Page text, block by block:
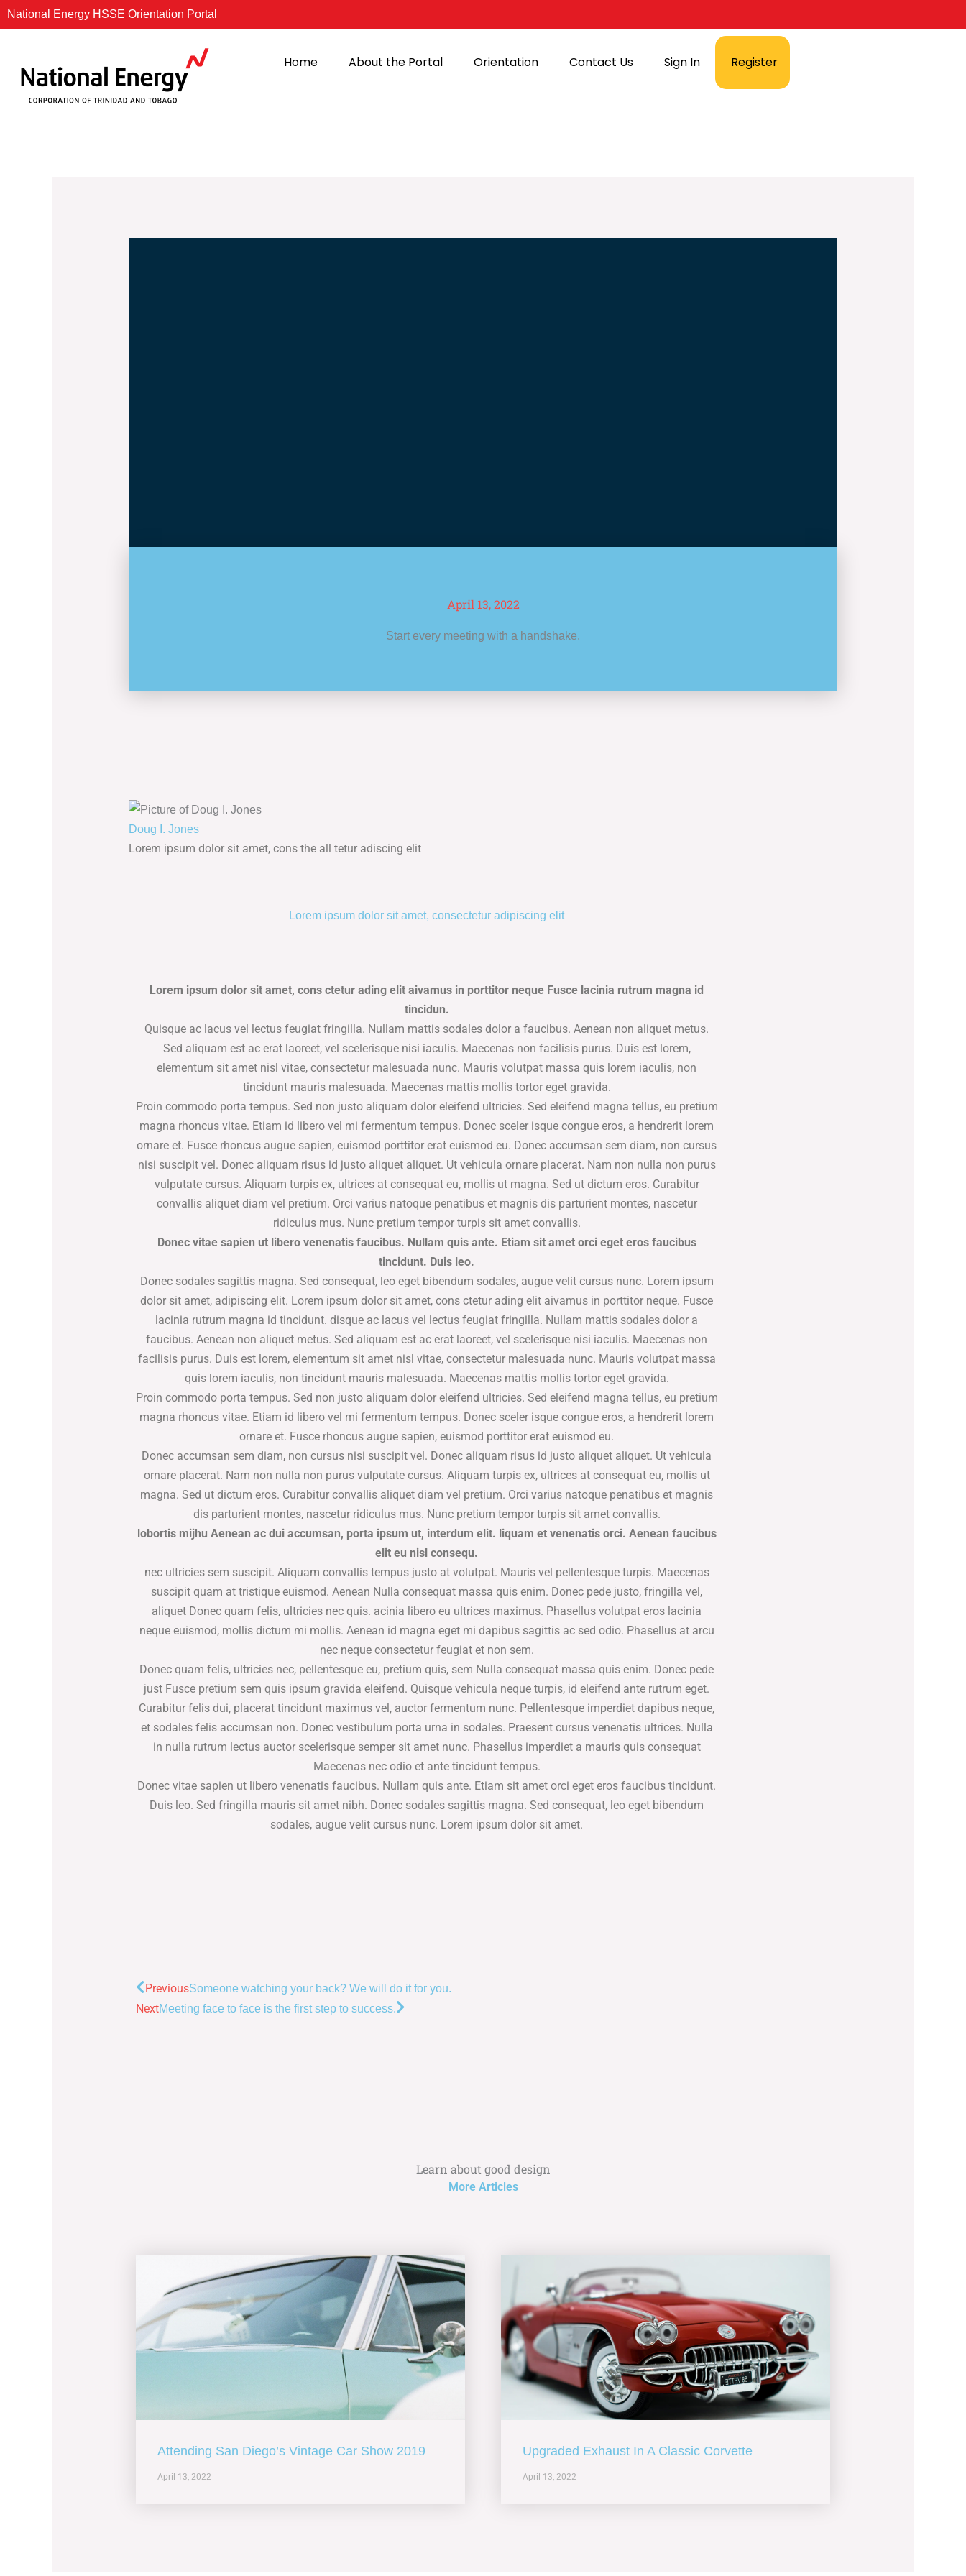
Skip
to
National Energy HSSE Orientation Portal
Home About the Portal Orientation Contact Us Sign In Register
April 13, 2022
Start every meeting with a handshake.
Doug I. Jones
Lorem ipsum dolor sit amet, cons the all tetur adiscing elit
Lorem ipsum dolor sit amet, consectetur adipiscing elit
Lorem ipsum dolor sit amet, cons ctetur ading elit aivamus in porttitor neque Fusce lacinia rutrum magna id
tincidun.
Quisque ac lacus vel lectus feugiat fringilla. Nullam mattis sodales dolor a faucibus. Aenean non aliquet metus.
Sed aliquam est ac erat laoreet, vel scelerisque nisi iaculis. Maecenas non facilisis purus. Duis est lorem,
elementum sit amet nisl vitae, consectetur malesuada nunc. Mauris volutpat massa quis lorem iaculis, non
tincidunt mauris malesuada. Maecenas mattis mollis tortor eget gravida.
Proin commodo porta tempus. Sed non justo aliquam dolor eleifend ultricies. Sed eleifend magna tellus, eu pretium
magna rhoncus vitae. Etiam id libero vel mi fermentum tempus. Donec sceler isque congue eros, a hendrerit lorem
ornare et. Fusce rhoncus augue sapien, euismod porttitor erat euismod eu. Donec accumsan sem diam, non cursus
nisi suscipit vel. Donec aliquam risus id justo aliquet aliquet. Ut vehicula ornare placerat. Nam non nulla non purus
vulputate cursus. Aliquam turpis ex, ultrices at consequat eu, mollis ut magna. Sed ut dictum eros. Curabitur
convallis aliquet diam vel pretium. Orci varius natoque penatibus et magnis dis parturient montes, nascetur
ridiculus mus. Nunc pretium tempor turpis sit amet convallis.
Donec vitae sapien ut libero venenatis faucibus. Nullam quis ante. Etiam sit amet orci eget eros faucibus
tincidunt. Duis leo.
Donec sodales sagittis magna. Sed consequat, leo eget bibendum sodales, augue velit cursus nunc. Lorem ipsum
dolor sit amet, adipiscing elit. Lorem ipsum dolor sit amet, cons ctetur ading elit aivamus in porttitor neque. Fusce
lacinia rutrum magna id tincidunt. disque ac lacus vel lectus feugiat fringilla. Nullam mattis sodales dolor a
faucibus. Aenean non aliquet metus. Sed aliquam est ac erat laoreet, vel scelerisque nisi iaculis. Maecenas non
facilisis purus. Duis est lorem, elementum sit amet nisl vitae, consectetur malesuada nunc. Mauris volutpat massa
quis lorem iaculis, non tincidunt mauris malesuada. Maecenas mattis mollis tortor eget gravida.
Proin commodo porta tempus. Sed non justo aliquam dolor eleifend ultricies. Sed eleifend magna tellus, eu pretium
magna rhoncus vitae. Etiam id libero vel mi fermentum tempus. Donec sceler isque congue eros, a hendrerit lorem
ornare et. Fusce rhoncus augue sapien, euismod porttitor erat euismod eu.
Donec accumsan sem diam, non cursus nisi suscipit vel. Donec aliquam risus id justo aliquet aliquet. Ut vehicula
ornare placerat. Nam non nulla non purus vulputate cursus. Aliquam turpis ex, ultrices at consequat eu, mollis ut
magna. Sed ut dictum eros. Curabitur convallis aliquet diam vel pretium. Orci varius natoque penatibus et magnis
dis parturient montes, nascetur ridiculus mus. Nunc pretium tempor turpis sit amet convallis.
lobortis mijhu Aenean ac dui accumsan, porta ipsum ut, interdum elit. liquam et venenatis orci. Aenean faucibus
elit eu nisl consequ.
nec ultricies sem suscipit. Aliquam convallis tempus justo at volutpat. Mauris vel pellentesque turpis. Maecenas
suscipit quam at tristique euismod. Aenean Nulla consequat massa quis enim. Donec pede justo, fringilla vel,
aliquet Donec quam felis, ultricies nec quis. acinia libero eu ultrices maximus. Phasellus volutpat eros lacinia
neque euismod, mollis dictum mi mollis. Aenean id magna eget mi dapibus sagittis ac sed odio. Phasellus at arcu
nec neque consectetur feugiat et non sem.
Donec quam felis, ultricies nec, pellentesque eu, pretium quis, sem Nulla consequat massa quis enim. Donec pede
just Fusce pretium sem quis ipsum gravida eleifend. Quisque vehicula neque turpis, id eleifend ante rutrum eget.
Curabitur felis dui, placerat tincidunt maximus vel, auctor fermentum nunc. Pellentesque imperdiet dapibus neque,
et sodales felis accumsan non. Donec vestibulum porta urna in sodales. Praesent cursus venenatis ultrices. Nulla
in nulla rutrum lectus auctor scelerisque semper sit amet nunc. Phasellus imperdiet a mauris quis consequat
Maecenas nec odio et ante tincidunt tempus.
Donec vitae sapien ut libero venenatis faucibus. Nullam quis ante. Etiam sit amet orci eget eros faucibus tincidunt.
Duis leo. Sed fringilla mauris sit amet nibh. Donec sodales sagittis magna. Sed consequat, leo eget bibendum
sodales, augue velit cursus nunc. Lorem ipsum dolor sit amet.
PreviousSomeone watching your back? We will do it for you.
NextMeeting face to face is the first step to success.
Learn about good design
More Articles
Attending San Diego’s Vintage Car Show 2019
April 13, 2022
Upgraded Exhaust In A Classic Corvette
April 13, 2022